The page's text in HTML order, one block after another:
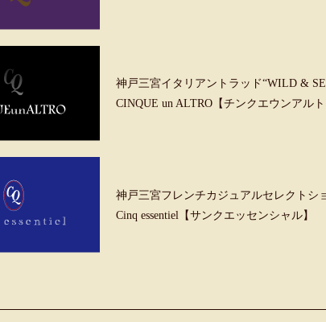
神戸三宮イタリアントラッド“WILD &
CINQUE un ALTRO【チンクエウンアルト
神戸三宮フレンチカジュアルセレクトシ
Cinq essentiel【サンクエッセンシャル】